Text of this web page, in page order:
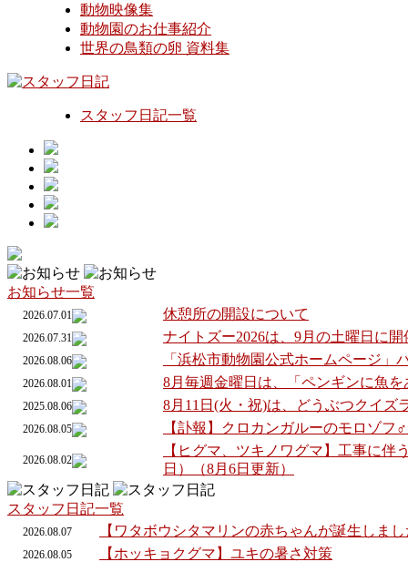
動物映像集
動物園のお仕事紹介
世界の鳥類の卵 資料集
スタッフ日記一覧
お知らせ一覧
2026.07.01 休憩所の開設について
2026.07.31 ナイトズー2026は、9月の土曜日に開
2026.08.06 「浜松市動物園公式ホームページ」
2026.08.01 8月毎週金曜日は、「ペンギンに魚
2025.08.06 8月11日(火・祝)は、どうぶつクイズ
2026.08.05 【訃報】クロカンガルーのモロゾフ
2026.08.02
【ヒグマ、ツキノワグマ】工事に伴
日）（8月6日更新）
スタッフ日記一覧
2026.08.07 【ワタボウシタマリンの赤ちゃんが誕生しま
2026.08.05 【ホッキョクグマ】ユキの暑さ対策